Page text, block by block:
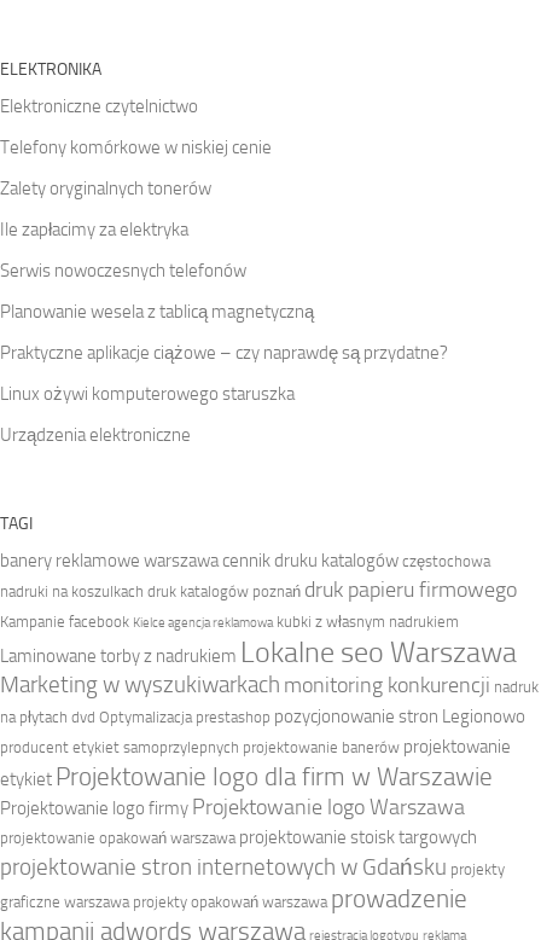
ELEKTRONIKA
Elektroniczne czytelnictwo
Telefony komórkowe w niskiej cenie
Zalety oryginalnych tonerów
Ile zapłacimy za elektryka
Serwis nowoczesnych telefonów
Planowanie wesela z tablicą magnetyczną
Praktyczne aplikacje ciążowe – czy naprawdę są przydatne?
Linux ożywi komputerowego staruszka
Urządzenia elektroniczne
TAGI
banery reklamowe warszawacennik druku katalogów częstochowa
nadruki na koszulkach druk katalogów poznań druk papieru firmowego
Kampanie facebook Kielce agencja reklamowa kubki z własnym nadrukiem
Laminowane torby z nadrukiem Lokalne seo Warszawa
Marketing w wyszukiwarkach monitoring konkurencji nadruk
na płytach dvd Optymalizacja prestashop pozycjonowanie stron Legionowo
producent etykiet samoprzylepnych projektowanie banerów projektowanie
etykiet Projektowanie logo dla firm w Warszawie
Projektowanie logo firmy Projektowanie logo Warszawa
projektowanie opakowań warszawa projektowanie stoisk targowych
projektowanie stron internetowych w Gdańsku projekty
graficzne warszawa projekty opakowań warszawa prowadzenie
kampanii adwords warszawa rejestracja logotypu reklama